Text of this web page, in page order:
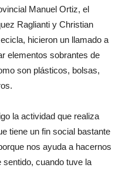
Manuel Ortiz, el
Raglianti y Christian
hicieron un llamado a
elementos sobrantes de
son plásticos, bolsas,
la actividad que realiza
tiene un fin social bastante
nos ayuda a hacernos
cuando tuve la